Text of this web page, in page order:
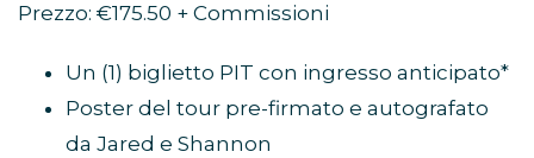
Prezzo: €175.50 + Commissioni
Un (1) biglietto PIT con ingresso anticipato*
Poster del tour pre-firmato e autografato
da Jared e Shannon